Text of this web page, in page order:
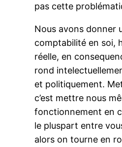
pas cette
Nous avons donner
comptabilité en soi,
réelle, en
rond
et politiquement.
c’est mettre nous
fonctionnement en
le pluspart entre
alors on tourne en